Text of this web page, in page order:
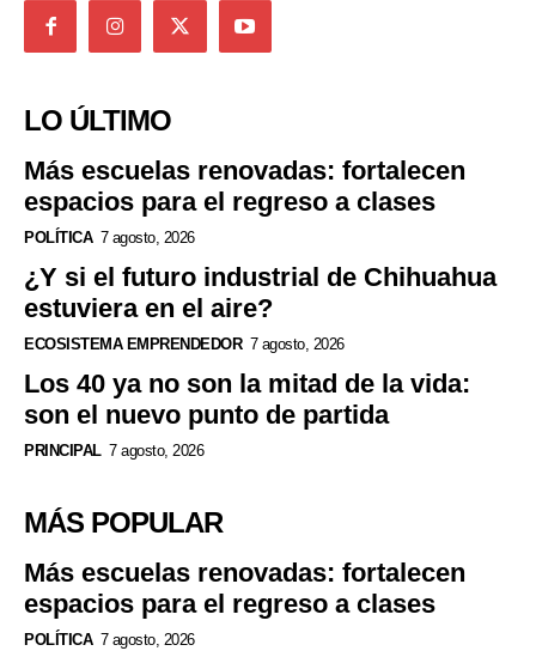
LO ÚLTIMO
Más escuelas renovadas: fortalecen
espacios para el regreso a clases
POLÍTICA 7 agosto, 2026
¿Y si el futuro industrial de Chihuahua
estuviera en el aire?
ECOSISTEMA EMPRENDEDOR 7 agosto, 2026
Los 40 ya no son la mitad de la vida:
son el nuevo punto de partida
PRINCIPAL 7 agosto, 2026
MÁS POPULAR
Más escuelas renovadas: fortalecen
espacios para el regreso a clases
POLÍTICA 7 agosto, 2026